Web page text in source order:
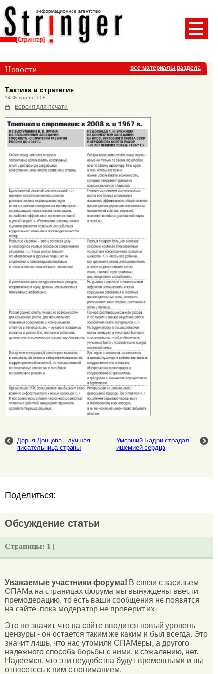
Новости все материалы раздела
Тактика и стратегия
14 Февраля 2008
Версия для печати
Дарья Донцова - лучшая
писательница страны
Умерший Бадри страдал
ишемией сердца
Поделиться:
Обсуждение статьи
Страницы: 1 |
Уважаемые участники форума! В связи с засильем
СПАМа на страницах форума мы вынуждены ввести
премодерацию, то есть ваши сообщения не появятся
на сайте, пока модератор не проверит их.
Это не значит, что на сайте вводится новый уровень
цензуры - он остается таким же каким и был всегда. Это
значит лишь, что нас утомили СПАМеры, а другого
надежного способа борьбы с ними, к сожалению, нет.
Надеемся, что эти неудобства будут временными и вы
отнесетесь к ним с пониманием.